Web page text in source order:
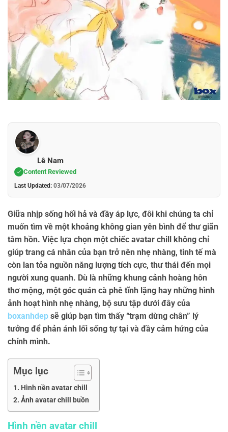
Lê Nam
Content Reviewed
Last Updated: 03/07/2026
Giữa nhịp sống hối hả và đầy áp lực, đôi khi chúng ta chỉ
muốn tìm về một khoảng không gian yên bình để thư giãn
tâm hồn. Việc lựa chọn một chiếc avatar chill không chỉ
giúp trang cá nhân của bạn trở nên nhẹ nhàng, tinh tế mà
còn lan tỏa nguồn năng lượng tích cực, thư thái đến mọi
người xung quanh. Dù là những khung cảnh hoàng hôn
thơ mộng, một góc quán cà phê tĩnh lặng hay những hình
ảnh hoạt hình nhẹ nhàng, bộ sưu tập dưới đây của
boxanhdep sẽ giúp bạn tìm thấy “trạm dừng chân” lý
tưởng để phản ánh lối sống tự tại và đầy cảm hứng của
chính mình.
Mục lục
Hình nền avatar chill
Ảnh avatar chill buồn
Hình nền avatar chill